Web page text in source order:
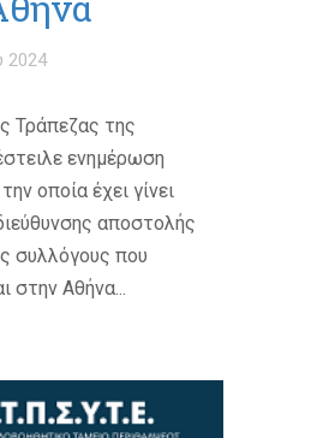
2024
Τράπεζας της
ενημέρωση
οποία έχει γίνει
αποστολής
συλλόγους που
στην Αθήνα...